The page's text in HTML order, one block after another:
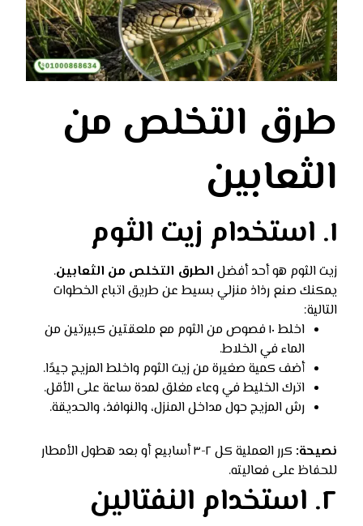
طرق التخلص من
الثعابين
١. استخدام زيت الثوم
زيت الثوم هو أحد أفضل الطرق التخلص من الثعابين.
يمكنك صنع رذاذ منزلي بسيط عن طريق اتباع الخطوات
التالية:
اخلط ١٠ فصوص من الثوم مع ملعقتين كبيرتين من
الماء في الخلاط.
أضف كمية صغيرة من زيت الثوم واخلط المزيج جيدًا.
اترك الخليط في وعاء مغلق لمدة ساعة على الأقل.
رش المزيج حول مداخل المنزل، والنوافذ، والحديقة.
نصيحة:
كرر العملية كل ٢-٣ أسابيع أو بعد هطول الأمطار
للحفاظ على فعاليته.
٢. استخدام النفتالين